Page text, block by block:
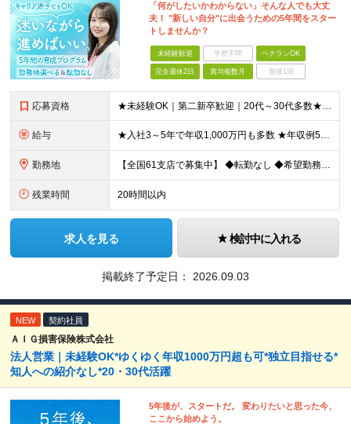
「何がしたいかわからない」そんな人でも大丈
夫！ "新しい自分"に出会うための5年間をスター
トしませんか？
未経験歓迎 学歴不問 ベテランOK
完全週休2日 賞与複数月 面接1回
応募資格 ★未経験OK｜第二新卒歓迎｜20代～30代多数★ ┗業界未経験者、営業未経験がほとんどです！ ★高卒以上 ━━━━━━━━ 育成前提の採用です！ ━━━━━━━━ 「稼ぎたい」「経営者になりたい」な
給与 ★入社3～5年で年収1,000万円も多数 ★年収例523万円／20代・2年目 月給24万4,094円～33万5,000円＋業績給＋賞与年2回（業績による） ※給与は配属エリアによって異なります ※
勤務地 【全国61支店で募集中】 ◆転勤なし ◆希望勤務地を選べる ◆U・Iターンも歓迎です ----- 契約期間中は転勤がありません。 お住まいの地域でキャリアを築くことができます！ ----- ■北海道／
残業時間 20時間以内
求人を見る 検討中に入れる
掲載終了予定日： 2026.09.03
NEW 契約社員
ＡＩＧ損害保険株式会社
法人営業｜未経験OK*ゆくゆく年収1000万円超も可*独立目指せる*
知人への紹介なし*20・30代活躍
5年後が、スタートだ。 変わりたいと思った今、
ここから始めよう。